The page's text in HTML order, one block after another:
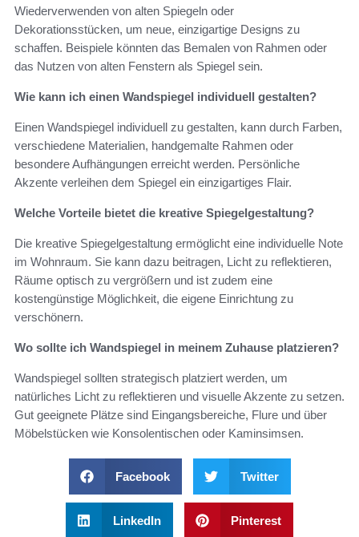
Wiederverwenden von alten Spiegeln oder
Dekorationsstücken, um neue, einzigartige Designs zu
schaffen. Beispiele könnten das Bemalen von Rahmen oder
das Nutzen von alten Fenstern als Spiegel sein.
Wie kann ich einen Wandspiegel individuell gestalten?
Einen Wandspiegel individuell zu gestalten, kann durch Farben,
verschiedene Materialien, handgemalte Rahmen oder
besondere Aufhängungen erreicht werden. Persönliche
Akzente verleihen dem Spiegel ein einzigartiges Flair.
Welche Vorteile bietet die kreative Spiegelgestaltung?
Die kreative Spiegelgestaltung ermöglicht eine individuelle Note
im Wohnraum. Sie kann dazu beitragen, Licht zu reflektieren,
Räume optisch zu vergrößern und ist zudem eine
kostengünstige Möglichkeit, die eigene Einrichtung zu
verschönern.
Wo sollte ich Wandspiegel in meinem Zuhause platzieren?
Wandspiegel sollten strategisch platziert werden, um
natürliches Licht zu reflektieren und visuelle Akzente zu setzen.
Gut geeignete Plätze sind Eingangsbereiche, Flure und über
Möbelstücken wie Konsolentischen oder Kaminsimsen.
Facebook Twitter
LinkedIn Pinterest